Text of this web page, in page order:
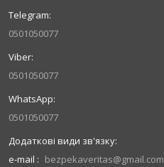
0501050077
0501050077
0501050077
e-mail bezpekaveritas@gmail.com